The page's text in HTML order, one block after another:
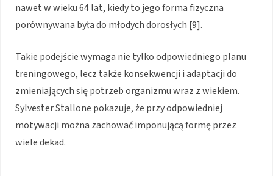
nawet w wieku 64 lat, kiedy to jego forma fizyczna
porównywana była do młodych dorosłych [9].
Takie podejście wymaga nie tylko odpowiedniego planu
treningowego, lecz także konsekwencji i adaptacji do
zmieniających się potrzeb organizmu wraz z wiekiem.
Sylvester Stallone pokazuje, że przy odpowiedniej
motywacji można zachować imponującą formę przez
wiele dekad.